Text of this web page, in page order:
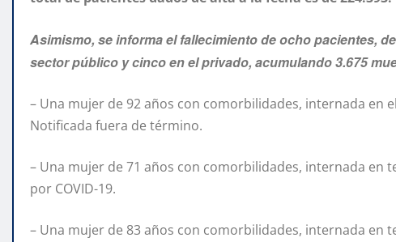
Asimismo, se informa el fallecimiento de ocho pacientes,
sector público y cinco en el privado, acumulando 3.675
– Una mujer de 92 años con comorbilidades, internada en
Notificada fuera de término.
– Una mujer de 71 años con comorbilidades, internada en
por COVID-19.
– Una mujer de 83 años con comorbilidades, internada en